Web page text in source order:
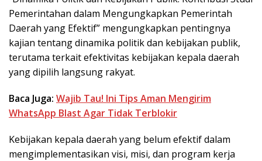
Pemerintahan dalam Mengungkapkan Pemerintah
Daerah yang Efektif” mengungkapkan pentingnya
kajian tentang dinamika politik dan kebijakan publik,
terutama terkait efektivitas kebijakan kepala daerah
yang dipilih langsung rakyat.
Baca Juga: Wajib Tau! Ini Tips Aman Mengirim
WhatsApp Blast Agar Tidak Terblokir
Kebijakan kepala daerah yang belum efektif dalam
mengimplementasikan visi, misi, dan program kerja